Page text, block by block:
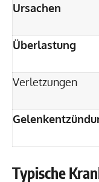
Ursachen
Überlastung
Verletzungen
Typische